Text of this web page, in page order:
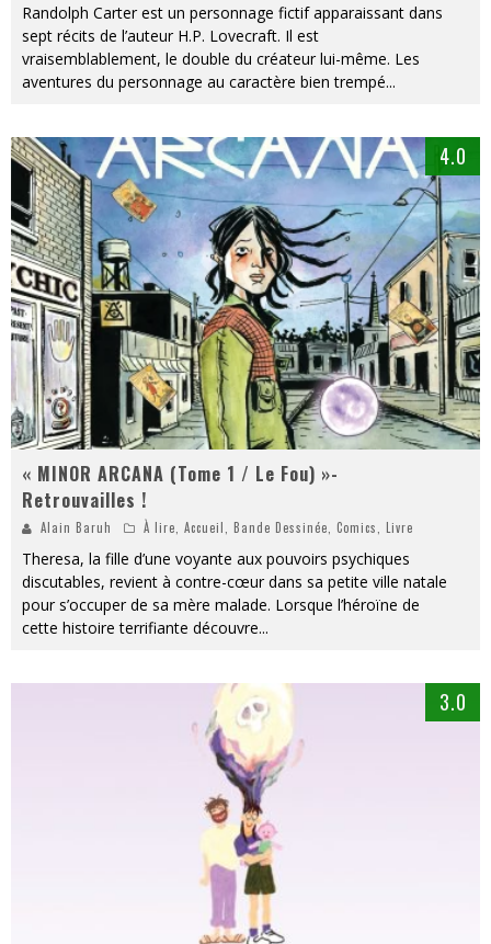
Randolph Carter est un personnage fictif apparaissant dans
sept récits de l’auteur H.P. Lovecraft. Il est
vraisemblablement, le double du créateur lui-même. Les
aventures du personnage au caractère bien trempé...
4.0
« MINOR ARCANA (Tome 1 / Le Fou) »-
Retrouvailles !
Alain Baruh À lire, Accueil, Bande Dessinée, Comics, Livre
Theresa, la fille d’une voyante aux pouvoirs psychiques
discutables, revient à contre-cœur dans sa petite ville natale
pour s’occuper de sa mère malade. Lorsque l’héroïne de
cette histoire terrifiante découvre...
3.0